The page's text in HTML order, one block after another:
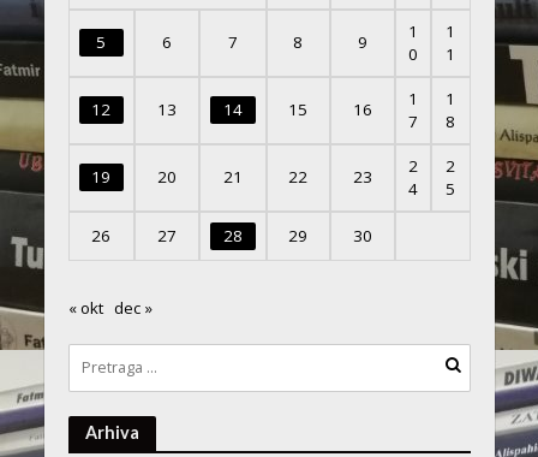
5 6 7 8 9
1
0
1
1
12 13 14 15 16
1
7
1
8
19 20 21 22 23
2
4
2
5
26 27 28 29 30
« okt dec »
Arhiva